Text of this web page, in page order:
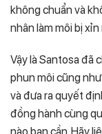
không chuẩn và
nhân làm môi bị
Vậy là Santosa đã
phun môi cũng
và đưa ra quyết
đồng hành cùng
nào bạn cần. Hãy